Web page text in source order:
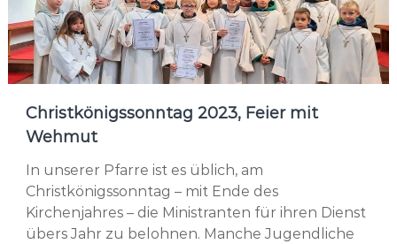
Christkönigssonntag 2023, Feier mit
Wehmut
In unserer Pfarre ist es üblich, am
Christkönigssonntag – mit Ende des
Kirchenjahres – die Ministranten für ihren Dienst
übers Jahr zu belohnen. Manche Jugendliche